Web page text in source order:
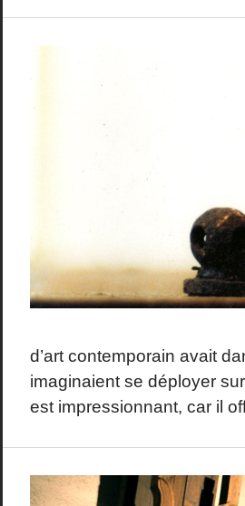
d’art contemporain avait
imaginaient se déployer
est impressionnant, car il